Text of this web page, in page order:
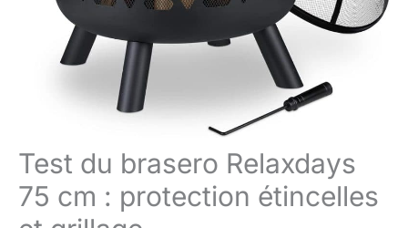
Test du brasero Relaxdays
75 cm : protection étincelles